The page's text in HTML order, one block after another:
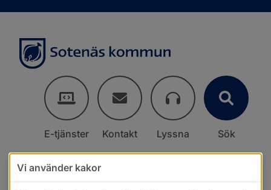
E-tjänster Kontakt Lyssna Sök
Vi använder kakor